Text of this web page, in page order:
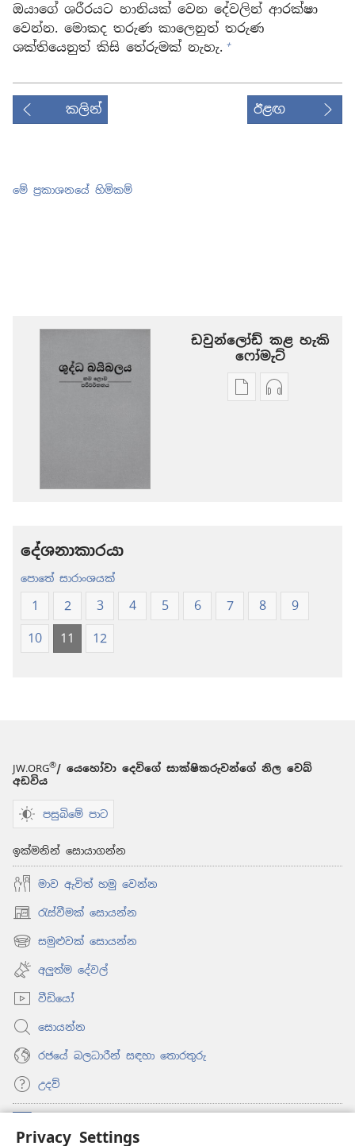
Privacy Settings
ඔයාගේ ශරීරයට හානියක් වෙන දේවලින් ආරක්ෂා
වෙන්න. මොකද තරුණ කාලෙනුත් තරුණ
ශක්තියෙනුත් කිසි තේරුමක් නැහැ. +
කලින් ඊළඟ
මේ ප්‍රකාශනයේ හිමිකම්
ඩවුන්ලෝඩ් කළ හැකි
‍‍ෆෝමැට්
ප්‍රකාශන
(2024
ඕඩියෝ
(2024
දේශනාකාරයා
පොතේ සාරාංශයක්
1 2 3 4 5 6 7 8
9
10
11 12
JW.ORG®/ යෙහෝවා දෙවිගේ සාක්ෂිකරුවන්ගේ නිල වෙබ්
අඩවිය
පසුබිමේ පාට
ඉක්මනින් සොයාගන්න
මාව ඇවිත් හමු වෙන්න
රැස්වීමක් සොයන්න
(opens
new
window)
සමුළුවක් සොයන්න
(opens
new
window)
අලුත්ම දේවල්
වීඩියෝ
සොයන්න
රජයේ බලධාරීන් සඳහා තොරතුරු
උදව්
(opens